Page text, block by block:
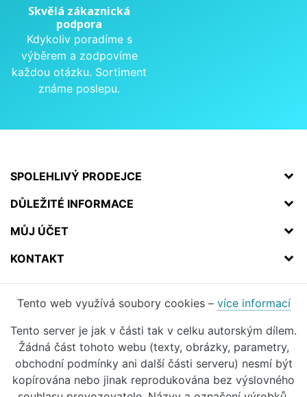
Skvělá zákaznická
podpora
Kdykoliv poradíme s
výběrem a zodpovíme
každou otázku. Sortiment
známe poslepu.
SPOLEHLIVÝ PRODEJCE
DŮLEŽITÉ INFORMACE
MŮJ ÚČET
KONTAKT
Tento web využívá soubory cookies – více informací
Tento server je jak v části tak v celku autorským dílem.
Žádná část tohoto webu (texty, obrázky, parametry,
obchodní podmínky ani další části serveru) nesmí být
kopírována nebo jinak reprodukována bez výslovného